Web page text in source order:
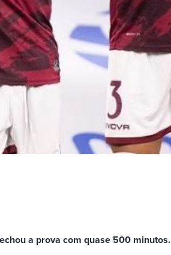
a prova com quase 500 minutos.